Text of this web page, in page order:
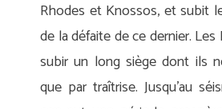
Rhodes et Knossos, et subit
de la défaite de ce dernier.
subir un long siège dont ils
que par traîtrise. Jusqu’au